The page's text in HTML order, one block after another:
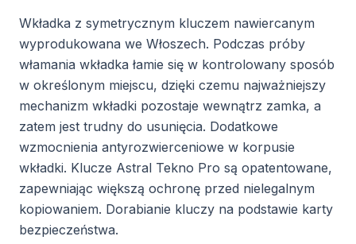
Wkładka z symetrycznym kluczem nawiercanym
wyprodukowana we Włoszech. Podczas próby
włamania wkładka łamie się w kontrolowany sposób
w określonym miejscu, dzięki czemu najważniejszy
mechanizm wkładki pozostaje wewnątrz zamka, a
zatem jest trudny do usunięcia. Dodatkowe
wzmocnienia antyrozwierceniowe w korpusie
wkładki. Klucze Astral Tekno Pro są opatentowane,
zapewniając większą ochronę przed nielegalnym
kopiowaniem. Dorabianie kluczy na podstawie karty
bezpieczeństwa.